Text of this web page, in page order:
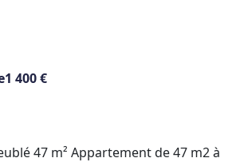
1 400 €
47 m² Appartement de 47 m2 à